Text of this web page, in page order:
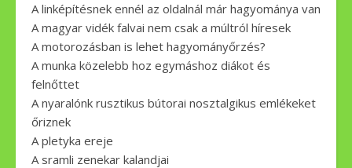
A linképítésnek ennél az oldalnál már hagyománya van
A magyar vidék falvai nem csak a múltról híresek
A motorozásban is lehet hagyományőrzés?
A munka közelebb hoz egymáshoz diákot és
felnőttet
A nyaralónk rusztikus bútorai nosztalgikus emlékeket
őriznek
A pletyka ereje
A sramli zenekar kalandjai